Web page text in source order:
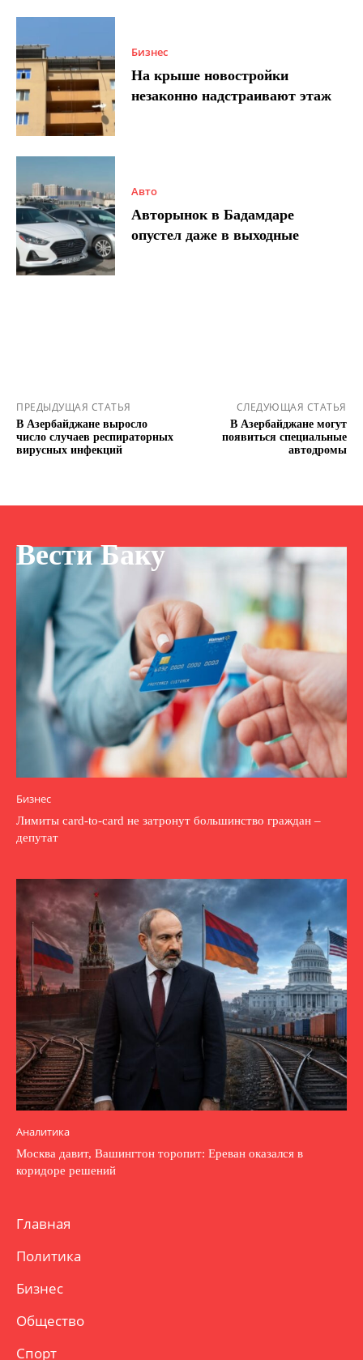
Бизнес
На крыше новостройки
незаконно надстраивают этаж
Авто
Авторынок в Бадамдаре
опустел даже в выходные
ПРЕДЫДУЩАЯ СТАТЬЯ
В Азербайджане выросло
число случаев респираторных
вирусных инфекций
СЛЕДУЮЩАЯ СТАТЬЯ
В Азербайджане могут
появиться специальные
автодромы
Вести Баку
Бизнес
Лимиты card-to-card не затронут большинство граждан –
депутат
Аналитика
Москва давит, Вашингтон торопит: Ереван оказался в
коридоре решений
Главная
Политика
Бизнес
Общество
Спорт